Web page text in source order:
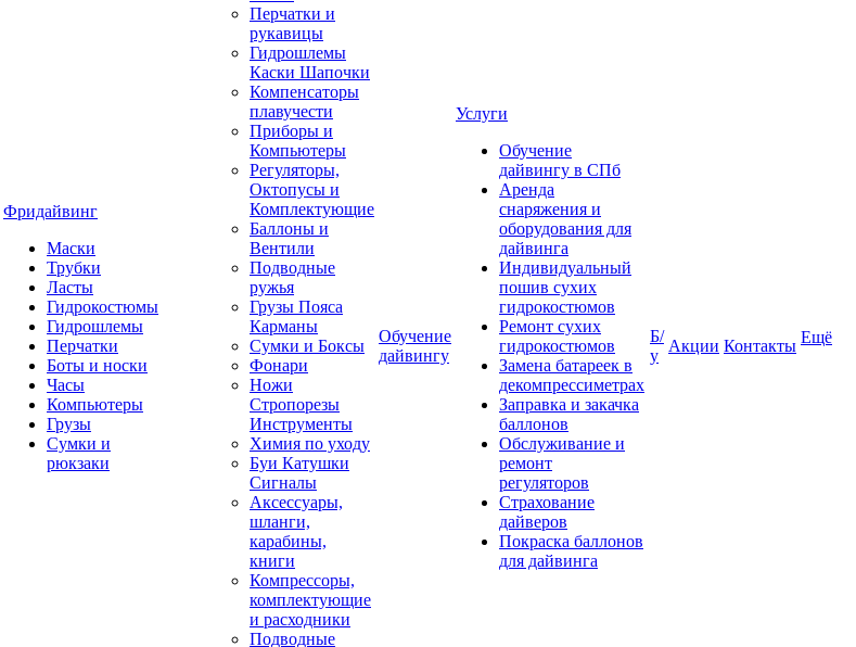
Фридайвинг
Маски
Трубки
Ласты
Гидрокостюмы
Гидрошлемы
Перчатки
Боты и носки
Часы
Компьютеры
Грузы
Сумки и
рюкзаки
Перчатки и
рукавицы
Гидрошлемы
Каски Шапочки
Компенсаторы
плавучести
Приборы и
Компьютеры
Регуляторы,
Октопусы и
Комплектующие
Баллоны и
Вентили
Подводные
ружья
Грузы Пояса
Карманы
Сумки и Боксы
Фонари
Ножи
Стропорезы
Инструменты
Химия по уходу
Буи Катушки
Сигналы
Аксессуары,
шланги,
карабины,
книги
Компрессоры,
комплектующие
и расходники
Подводные
Обучение
дайвингу
Услуги
Обучение
дайвингу в СПб
Аренда
снаряжения и
оборудования для
дайвинга
Индивидуальный
пошив сухих
гидрокостюмов
Ремонт сухих
гидрокостюмов
Замена батареек в
декомпрессиметрах
Заправка и закачка
баллонов
Обслуживание и
ремонт
регуляторов
Страхование
дайверов
Покраска баллонов
для дайвинга
Б/
у
Акции Контакты Ещё